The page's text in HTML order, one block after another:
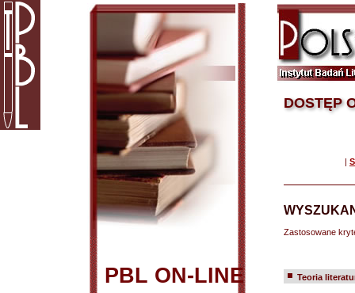
PBL ON-LINE
DOSTĘP
|
Zastosowane
Teoria